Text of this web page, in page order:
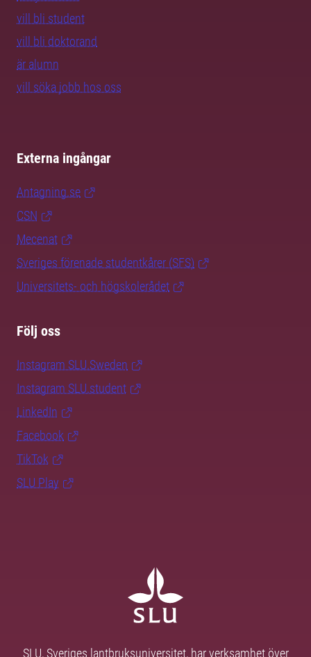
vill bli student
vill bli doktorand
är alumn
vill söka jobb hos oss
Externa ingångar
Antagning.se
CSN
Mecenat
Sveriges förenade studentkårer (SFS)
Universitets- och högskolerådet
Följ oss
Instagram SLU.Sweden
Instagram SLU.student
LinkedIn
Facebook
TikTok
SLU Play
SLU, Sveriges lantbruksuniversitet, har verksamhet över